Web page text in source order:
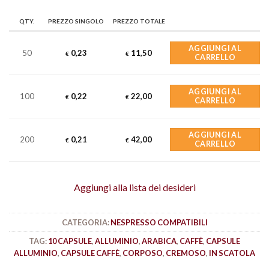
QTY. PREZZO SINGOLO PREZZO TOTALE
50 €0,23 € 11,50
AGGIUNGI AL
CARRELLO
100 €0,22 € 22,00
AGGIUNGI AL
CARRELLO
200 €0,21 € 42,00
AGGIUNGI AL
CARRELLO
Aggiungi alla lista dei desideri
CATEGORIA:NESPRESSO COMPATIBILI
TAG:10 CAPSULE,ALLUMINIO,ARABICA, CAFFÈ, CAPSULE
ALLUMINIO, CAPSULE CAFFÈ, CORPOSO, CREMOSO, IN SCATOLA